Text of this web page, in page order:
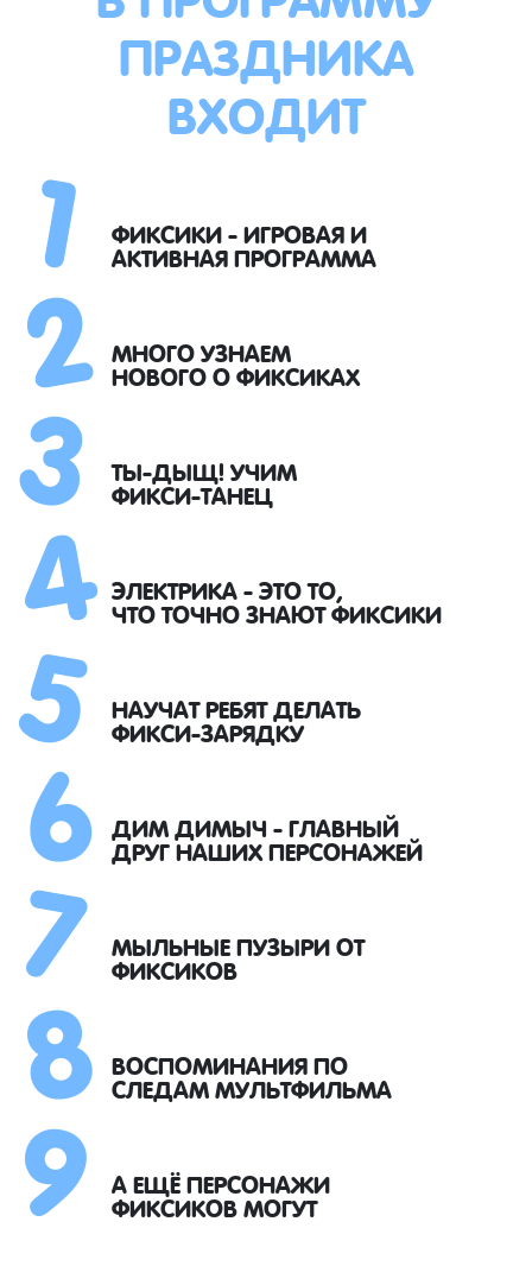
ПРАЗДНИКА
ВХОДИТ
ФИКСИКИ - ИГРОВАЯ И
АКТИВНАЯ ПРОГРАММА
МНОГО УЗНАЕМ
НОВОГО О ФИКСИКАХ
ТЫ-ДЫЩ! УЧИМ
ФИКСИ-ТАНЕЦ
ЭЛЕКТРИКА - ЭТО ТО,
ЧТО ТОЧНО ЗНАЮТ ФИКСИКИ
НАУЧАТ РЕБЯТ ДЕЛАТЬ
ФИКСИ-ЗАРЯДКУ
ДИМ ДИМЫЧ - ГЛАВНЫЙ
ДРУГ НАШИХ ПЕРСОНАЖЕЙ
МЫЛЬНЫЕ ПУЗЫРИ ОТ
ФИКСИКОВ
ВОСПОМИНАНИЯ ПО
СЛЕДАМ МУЛЬТФИЛЬМА
А ЕЩЁ ПЕРСОНАЖИ
ФИКСИКОВ МОГУТ